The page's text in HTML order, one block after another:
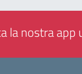
la nostra app